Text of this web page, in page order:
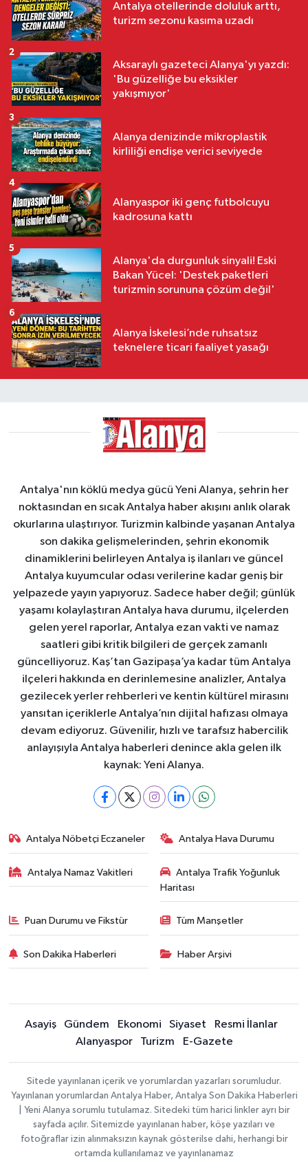
Antalya otellerinde doluluk arttı,
turizm sezonu kasıma uzadı
Aksaraylı gazeteci Alanya'yı yazdı:
'Bu güzelliğe bu eksikler
yakışmıyor'
2
Alanya denizinde mikroplastik
kirliliği endişe verici seviyede
3
Alanyaspor iki genç futbolcuyu
kadrosuna kattı
4
Alanya'da durgunluk sinyali! Eski
Bakan Yücel: 'Destek paketleri
turizmin sorununa çözüm değil'
5
Alanya İskelesi’nde ruhsatsız
teknelere ticari faaliyet yasağı
6
Antalya'nın köklü medya gücü Yeni Alanya, şehrin her
noktasından en sıcak Antalya haber akışını anlık olarak
okurlarına ulaştırıyor. Turizmin kalbinde yaşanan Antalya
son dakika gelişmelerinden, şehrin ekonomik
dinamiklerini belirleyen Antalya iş ilanları ve güncel
Antalya kuyumcular odası verilerine kadar geniş bir
yelpazede yayın yapıyoruz. Sadece haber değil; günlük
yaşamı kolaylaştıran Antalya hava durumu, ilçelerden
gelen yerel raporlar, Antalya ezan vakti ve namaz
saatleri gibi kritik bilgileri de gerçek zamanlı
güncelliyoruz. Kaş’tan Gazipaşa’ya kadar tüm Antalya
ilçeleri hakkında en derinlemesine analizler, Antalya
gezilecek yerler rehberleri ve kentin kültürel mirasını
yansıtan içeriklerle Antalya’nın dijital hafızası olmaya
devam ediyoruz. Güvenilir, hızlı ve tarafsız habercilik
anlayışıyla Antalya haberleri denince akla gelen ilk
kaynak: Yeni Alanya.
Antalya Nöbetçi Eczaneler Antalya Hava Durumu
Antalya Namaz Vakitleri
Antalya Trafik Yoğunluk
Haritası
Puan Durumu ve Fikstür Tüm Manşetler
Son Dakika Haberleri Haber Arşivi
Asayiş Gündem Ekonomi Siyaset
Resmi İlanlar
Alanyaspor
Turizm E-Gazete
Sitede yayınlanan içerik ve yorumlardan yazarları sorumludur.
Yayınlanan yorumlardan Antalya Haber, Antalya Son Dakika Haberleri
| Yeni Alanya sorumlu tutulamaz. Sitedeki tüm harici linkler ayrı bir
sayfada açılır. Sitemizde yayınlanan haber, köşe yazıları ve
fotoğraflar izin alınmaksızın kaynak gösterilse dahi, herhangi bir
ortamda kullanılamaz ve yayınlanamaz